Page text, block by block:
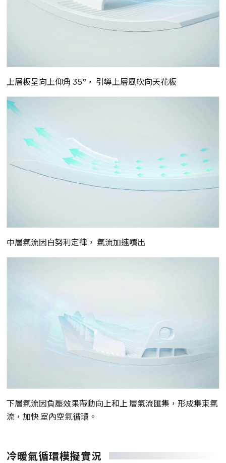
上層板呈向上仰角 35°， 引導上層風吹向天花板
中層氣流因白努利定律， 氣流加速噴出
下層氣流因負壓效果帶動向上和上 層氣流匯集，形成集束氣
流，加快 室內空氣循環。
冷暖氣循環模擬實況